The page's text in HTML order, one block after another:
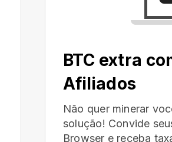
BTC extra
Afiliados
Não quer minerar
solução! Convide
Browser e receba